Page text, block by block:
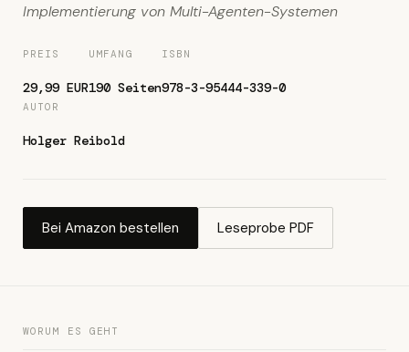
Implementierung von Multi-Agenten-Systemen
PREIS
29,99 EUR
UMFANG
190 Seiten
ISBN
978-3-95444-339-0
AUTOR
Holger Reibold
Bei Amazon bestellen Leseprobe PDF
WORUM ES GEHT